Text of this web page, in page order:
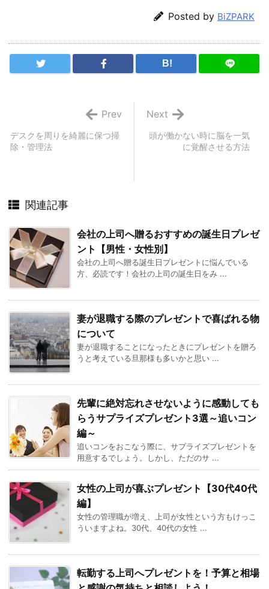
Posted by BiZPARK
B!
頭が働かない時に脳を一気
に覚醒させる方法
Next
デスクを周りを綺麗に保つ掃
除・管理法
Prev
関連記事
会社の上司へ贈るおすすめの誕生日プレゼ
ント【男性・女性別】
会社の上司へ贈る誕生日プレゼントに悩んでいる
方、必読です！会社の上司の誕生日をみ ...
妻が退職する際のプレゼントで喜ばれる物
について
妻が退職することになったときにプレゼントを贈ろ
うと考えている旦那様も多いかと思い ...
先輩に絶対忘れさせないように感動しても
らうサプライズプレゼント3選～追いコン
編～
追いコンをおこなう際に、サプライズプレゼントを
用意するでしょう。しかし、ただのサ ...
女性の上司が喜ぶプレゼント【30代40代
編】
女性の管理職が増え、上司が女性という方もけっこ
ういますよね。30代、40代の女性 ...
転勤する上司へプレゼントを！予算と相場